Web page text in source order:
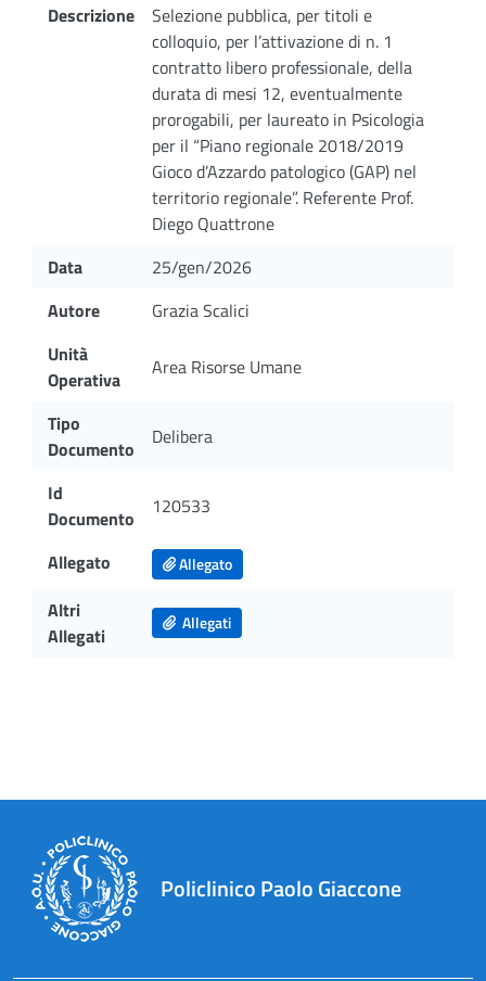
Descrizione
Selezione pubblica, per titoli e
colloquio, per l’attivazione di n. 1
contratto libero professionale, della
durata di mesi 12, eventualmente
prorogabili, per laureato in Psicologia
per il “Piano regionale 2018/2019
Gioco d’Azzardo patologico (GAP) nel
territorio regionale”. Referente Prof.
Diego Quattrone
Data
25/gen/2026
Autore
Grazia Scalici
Unità
Operativa
Area Risorse Umane
Tipo
Documento
Delibera
Id
Documento
120533
Allegato Allegato
Altri
Allegati
Allegati
Policlinico Paolo Giaccone